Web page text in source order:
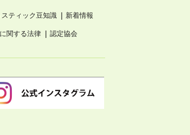
スティック豆知識 新着情報
関する法律 認定協会